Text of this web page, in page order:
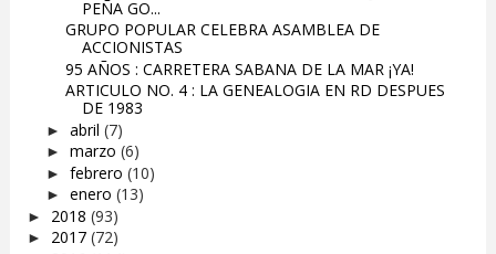
PEÑA GO...
GRUPO POPULAR CELEBRA ASAMBLEA DE
ACCIONISTAS
95 AÑOS : CARRETERA SABANA DE LA MAR ¡YA!
ARTICULO NO. 4 : LA GENEALOGIA EN RD DESPUES
DE 1983
► abril (7)
► marzo (6)
► febrero (10)
► enero (13)
► 2018 (93)
► 2017 (72)